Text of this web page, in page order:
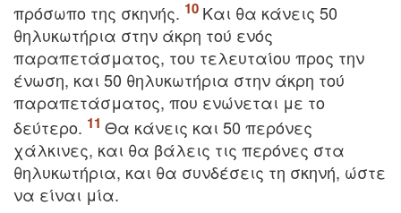
πρόσωπο της σκηνής.
Kαι θα κάνεις 50
θηλυκωτήρια στην άκρη τού ενός
παραπετάσματος, του τελευταίου προς την
ένωση, και 50 θηλυκωτήρια στην άκρη τού
παραπετάσματος, που ενώνεται με το
δεύτερο.
Θα κάνεις και 50 περόνες
χάλκινες, και θα βάλεις τις περόνες στα
θηλυκωτήρια, και θα συνδέσεις τη σκηνή, ώστε
να είναι μία.